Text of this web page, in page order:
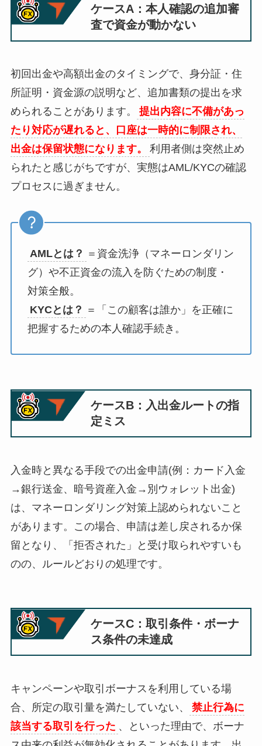
ケースA：本人確認の追加審
査で資金が動かない
初回出金や高額出金のタイミングで、身分証・住
所証明・資金源の説明など、追加書類の提出を求
められることがあります。
提出内容に不備があっ
たり対応が遅れると、口座は一時的に制限され、
出金は保留状態になります。
利用者側は突然止め
られたと感じがちですが、実態はAML/KYCの確認
プロセスに過ぎません。
AMLとは？ ＝資金洗浄（マネーロンダリン
グ）や不正資金の流入を防ぐための制度・
対策全般。
KYCとは？ ＝「この顧客は誰か」を正確に
把握するための本人確認手続き。
ケースB：入出金ルートの指
定ミス
入金時と異なる手段での出金申請(例：カード入金
→銀行送金、暗号資産入金→別ウォレット出金)
は、マネーロンダリング対策上認められないこと
があります。この場合、申請は差し戻されるか保
留となり、「拒否された」と受け取られやすいも
のの、ルールどおりの処理です。
ケースC：取引条件・ボーナ
ス条件の未達成
キャンペーンや取引ボーナスを利用している場
合、所定の取引量を満たしていない、
禁止行為に
該当する取引を行った 、といった理由で、ボーナ